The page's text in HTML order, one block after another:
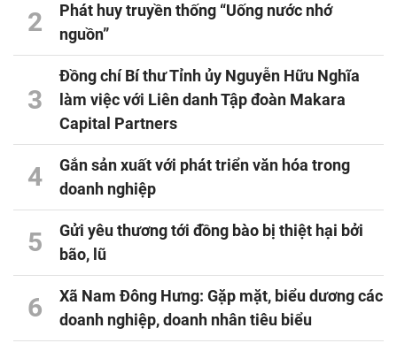
2
Phát huy truyền thống “Uống nước nhớ
nguồn”
3
Đồng chí Bí thư Tỉnh ủy Nguyễn Hữu Nghĩa
làm việc với Liên danh Tập đoàn Makara
Capital Partners
4
Gắn sản xuất với phát triển văn hóa trong
doanh nghiệp
5
Gửi yêu thương tới đồng bào bị thiệt hại bởi
bão, lũ
6
Xã Nam Đông Hưng: Gặp mặt, biểu dương các
doanh nghiệp, doanh nhân tiêu biểu